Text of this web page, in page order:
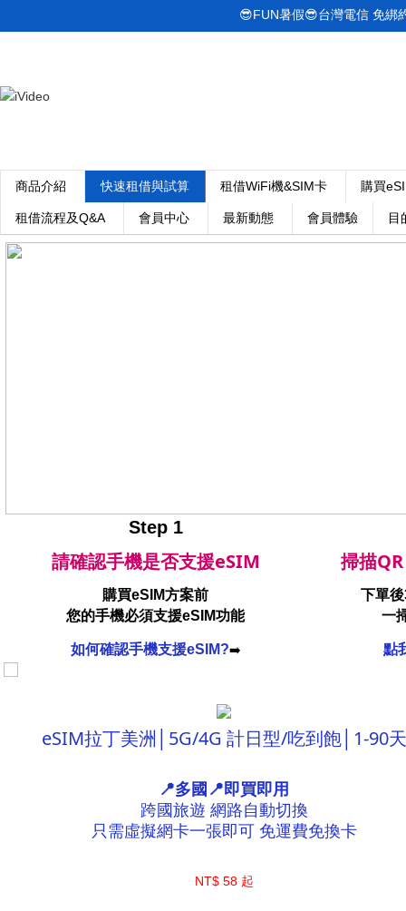
商品介紹 快速租借與試算 租借WiFi機&SIM卡 購買
租借流程及Q&A 會員中心 最新動態 會員體驗 目
😎FUN暑假😎台灣電信 免綁
Step 1
請確認手機是否支援eSIM 掃描
購買eSIM方案前
您的手機必須支援eSIM功能
如何確認手機支援eSIM?➡️
下單
一
點
eSIM拉丁美洲│5G/4G 計日型/吃到飽│1-90天
📍多國📍即買即用
跨國旅遊 網路自動切換
只需虛擬網卡一張即可 免運費免換卡
NT$ 58 起